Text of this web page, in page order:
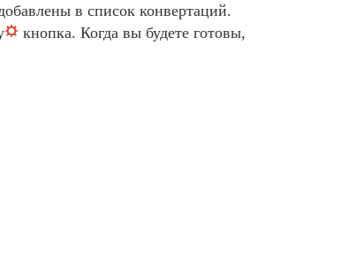
в список конвертаций.
кнопка. Когда вы будете готовы,